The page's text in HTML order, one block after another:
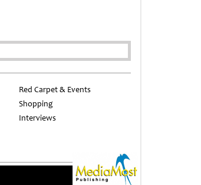
Red Carpet & Events
Shopping
Interviews